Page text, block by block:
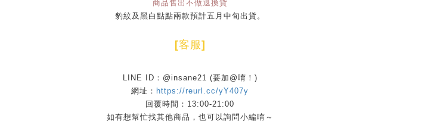
商品售出不做退換貨
豹紋及黑白點點兩款預計五月中旬出貨。
[客服]
LINE ID：@insane21 (要加@唷！)
網址： https://reurl.cc/yY407y
回覆時間：13:00-21:00
如有想幫忙找其他商品，也可以詢問小編唷～